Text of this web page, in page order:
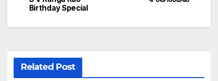
Birthday Special
Related Post